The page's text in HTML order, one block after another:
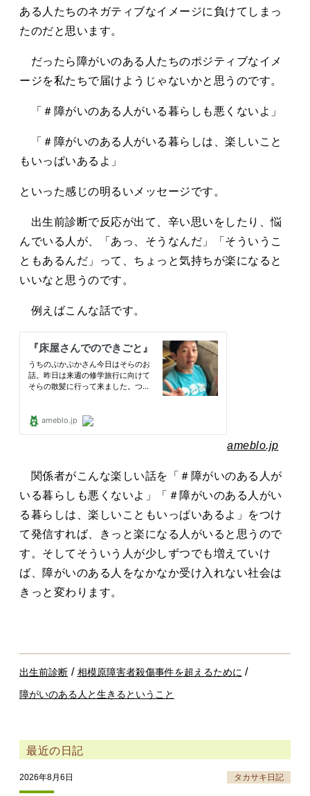
ある人たちのネガティブなイメージに負けてしまっ
たのだと思います。
だったら障がいのある人たちのポジティブなイメ
ージを私たちで届けようじゃないかと思うのです。
「＃障がいのある人がいる暮らしも悪くないよ」
「＃障がいのある人がいる暮らしは、楽しいこと
もいっぱいあるよ」
といった感じの明るいメッセージです。
出生前診断で反応が出て、辛い思いをしたり、悩
んでいる人が、「あっ、そうなんだ」「そういうこ
ともあるんだ」って、ちょっと気持ちが楽になると
いいなと思うのです。
例えばこんな話です。
ameblo.jp
関係者がこんな楽しい話を「＃障がいのある人が
いる暮らしも悪くないよ」「＃障がいのある人がい
る暮らしは、楽しいこともいっぱいあるよ」をつけ
て発信すれば、きっと楽になる人がいると思うので
す。そしてそういう人が少しずつでも増えていけ
ば、障がいのある人をなかなか受け入れない社会は
きっと変わります。
出生前診断 / 相模原障害者殺傷事件を超えるために /
障がいのある人と生きるということ
最近の日記
2026年8月6日 タカサキ日記